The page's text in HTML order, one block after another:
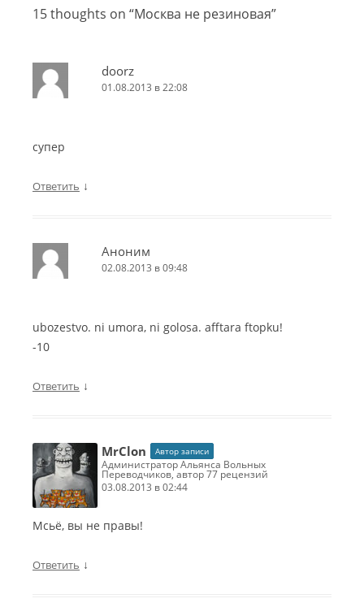
15 thoughts on “Москва не резиновая”
doorz
01.08.2013 в 22:08
супер
Ответить ↓
Аноним
02.08.2013 в 09:48
ubozestvo. ni umora, ni golosa. afftara ftopku!
-10
Ответить ↓
MrClon Автор записи
Администратор Альянса Вольных
Переводчиков, автор 77 рецензий
03.08.2013 в 02:44
Мсьё, вы не правы!
Ответить ↓